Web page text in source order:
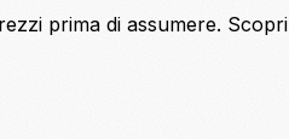
prima di assumere. Scopri